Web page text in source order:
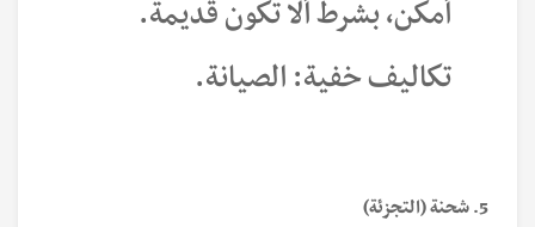
أمكن، بشرط ألا تكون قديمة.
تكاليف خفية: الصيانة.